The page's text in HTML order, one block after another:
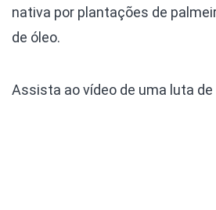
nativa por plantações de
de óleo.
Assista ao vídeo de uma luta